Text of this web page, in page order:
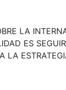
LA
ES
LA